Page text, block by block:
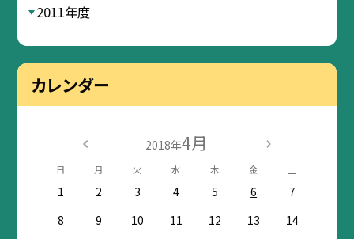
2011年度
カレンダー
2018年4月
日 月 火 水 木 金 土
1 2 3 4 5 6
7
8
9 10 11 12 13
14